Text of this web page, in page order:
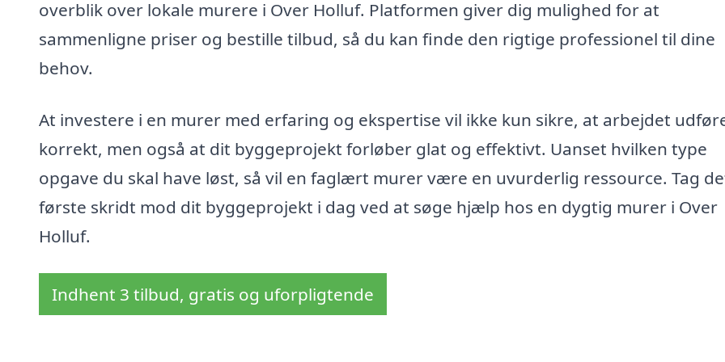
overblik over lokale murere i Over Holluf. Platformen giver dig mulighed for at
sammenligne priser og bestille tilbud, så du kan finde den rigtige professionel til dine
behov.
At investere i en murer med erfaring og ekspertise vil ikke kun sikre, at arbejdet
korrekt, men også at dit byggeprojekt forløber glat og effektivt. Uanset hvilken type
opgave du skal have løst, så vil en faglært murer være en uvurderlig ressource. Tag
første skridt mod dit byggeprojekt i dag ved at søge hjælp hos en dygtig murer i Over
Holluf.
Indhent 3 tilbud, gratis og uforpligtende